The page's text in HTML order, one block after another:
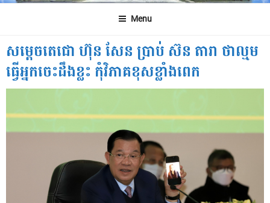
Menu
សម្តេចតេជោ ហ៊ុន សែន ប្រាប់ ស៊ន តារា ថាល្មម
ធ្វើអ្នកចេះដឹងខ្លះ កុំវិភាគខុសខ្លាំងពេក